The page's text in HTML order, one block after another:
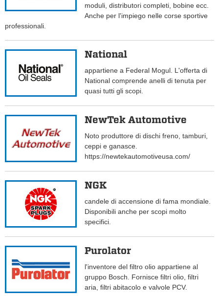
moduli, distributori completi, bobine ecc.
Anche per l'impiego nelle corse sportive
professionali.
National
appartiene a Federal Mogul. L'offerta di
National comprende anelli di tenuta per
quasi tutti gli scopi.
NewTek Automotive
Noto produttore di dischi freno, tamburi,
ceppi e ganasce.
https://newtekautomotiveusa.com/
NGK
candele di accensione di fama mondiale.
Disponibili anche per scopi molto
specifici.
Purolator
l'inventore del filtro olio appartiene al
gruppo Bosch. Fornisce filtri olio, filtri
aria, filtri abitacolo e valvole PCV.